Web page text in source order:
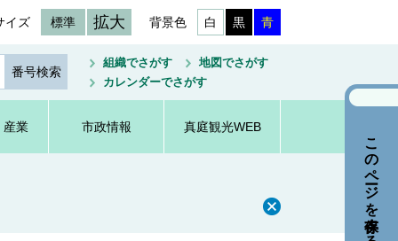
イズ 標準 拡大 背景色 白 黒 青
組織でさがす
地図でさがす
カレンダーでさがす
産業 市政情報 真庭観光WEB
このページを保存する